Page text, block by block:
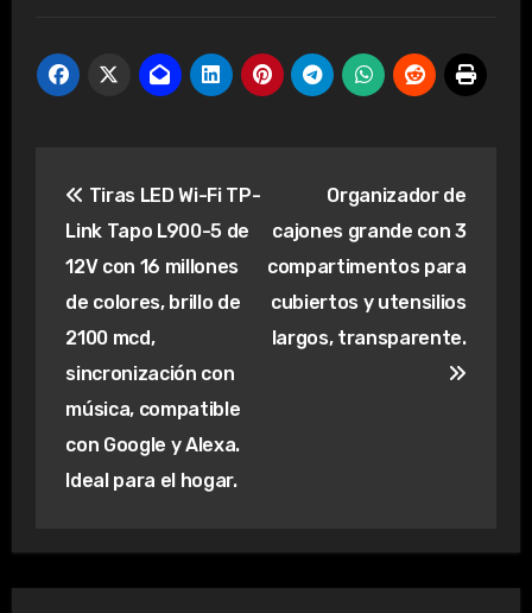
de
entradas
Tiras LED Wi-Fi TP-
Link Tapo L900-5 de
12V con 16 millones
de colores, brillo de
2100 mcd,
sincronización con
música, compatible
con Google y Alexa.
Ideal para el hogar.
Organizador de
cajones grande con 3
compartimentos para
cubiertos y utensilios
largos, transparente.